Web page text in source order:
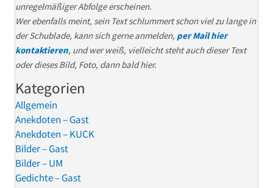
unregelmäßiger Abfolge erscheinen.
Wer ebenfalls meint, sein Text schlummert schon viel zu lange in
der Schublade, kann sich gerne anmelden, per Mail hier
kontaktieren, und wer weiß, vielleicht steht auch dieser Text
oder dieses Bild, Foto, dann bald hier.
Kategorien
Allgemein
Anekdoten – Gast
Anekdoten – KUCK
Bilder – Gast
Bilder – UM
Gedichte – Gast